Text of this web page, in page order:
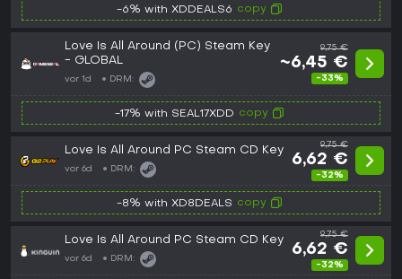
-6% with XDDEALS6 copy
Love Is All Around (PC) Steam Key
- GLOBAL
vor 1d DRM:
9,75 €
~6,45 €
-33%
-17% with SEAL17XDD copy
Love Is All Around PC Steam CD Key
vor 6d DRM:
9,75 €
6,62 €
-32%
-8% with XD8DEALS copy
Love Is All Around PC Steam CD Key
vor 6d DRM:
9,75 €
6,62 €
-32%